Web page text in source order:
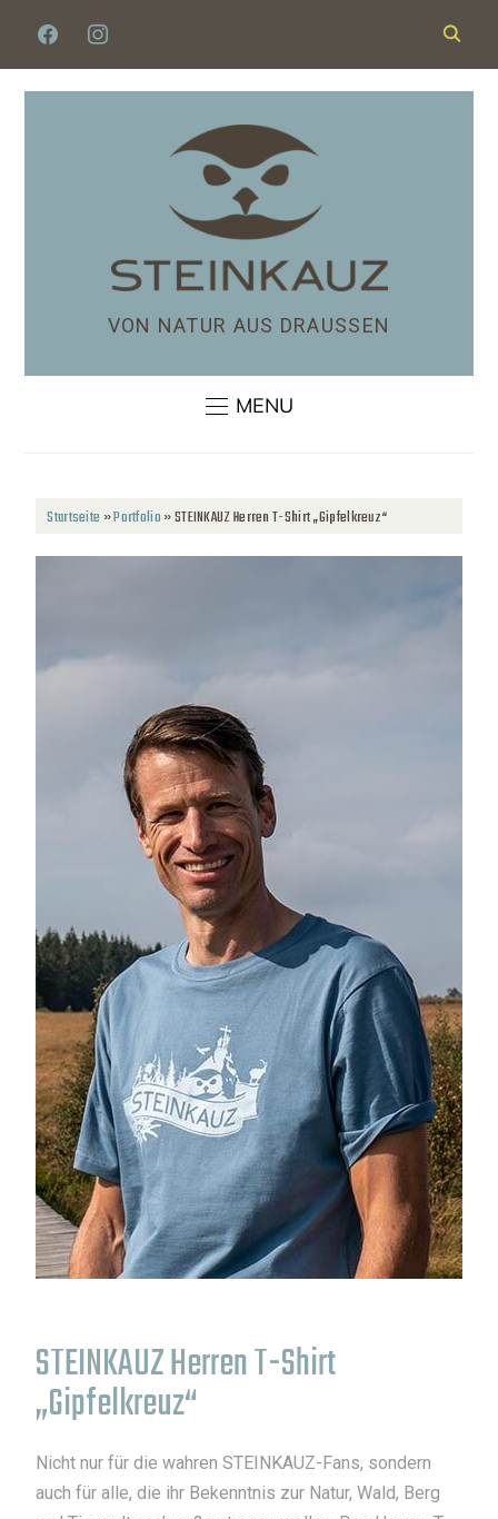
VON NATUR AUS DRAUSSEN
MENU
Startseite »Portfolio»STEINKAUZ Herren T-Shirt „Gipfelkreuz“
STEINKAUZ Herren T-Shirt
„Gipfelkreuz“
Nicht nur für die wahren STEINKAUZ-Fans, sondern
auch für alle, die ihr Bekenntnis zur Natur, Wald, Berg